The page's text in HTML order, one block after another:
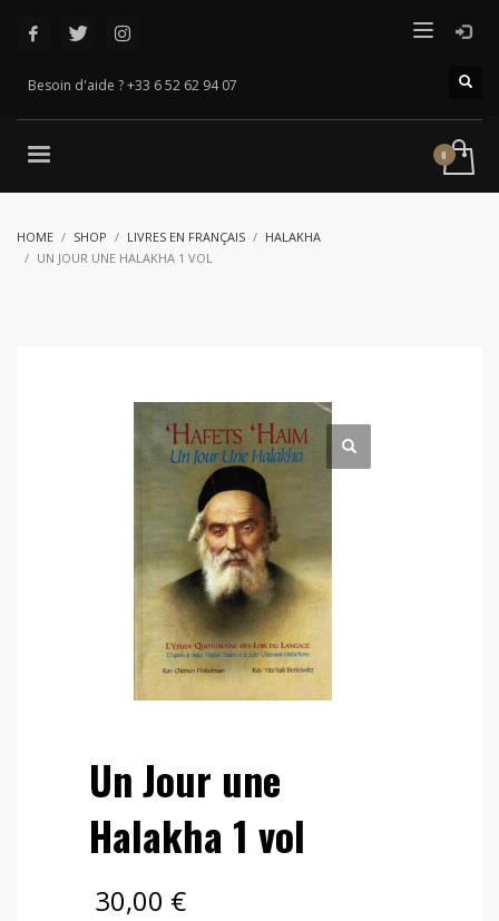
Besoin d'aide ? +33 6 52 62 94 07
HOME SHOP LIVRES EN FRANÇAIS
HALAKHA
UN JOUR UNE HALAKHA 1 VOL
Un Jour une
Halakha 1 vol
30,00 €